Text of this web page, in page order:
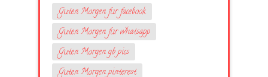
Guten Morgen für facebook
Guten Morgen für whatsapp
Guten Morgen gb pics
Guten Morgen pinterest